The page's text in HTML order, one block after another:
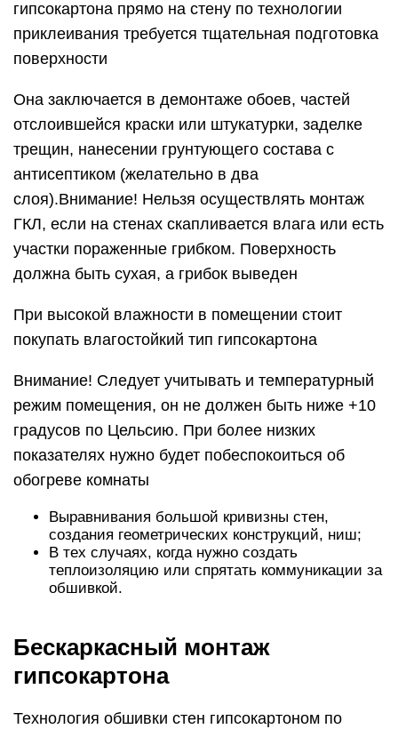
гипсокартона прямо на стену по технологии
приклеивания требуется тщательная подготовка
поверхности
Она заключается в демонтаже обоев, частей
отслоившейся краски или штукатурки, заделке
трещин, нанесении грунтующего состава с
антисептиком (желательно в два
слоя).Внимание! Нельзя осуществлять монтаж
ГКЛ, если на стенах скапливается влага или есть
участки пораженные грибком. Поверхность
должна быть сухая, а грибок выведен
При высокой влажности в помещении стоит
покупать влагостойкий тип гипсокартона
Внимание! Следует учитывать и температурный
режим помещения, он не должен быть ниже +10
градусов по Цельсию. При более низких
показателях нужно будет побеспокоиться об
обогреве комнаты
Выравнивания большой кривизны стен,
создания геометрических конструкций, ниш;
В тех случаях, когда нужно создать
теплоизоляцию или спрятать коммуникации за
обшивкой.
Бескаркасный монтаж
гипсокартона
Технология обшивки стен гипсокартоном по